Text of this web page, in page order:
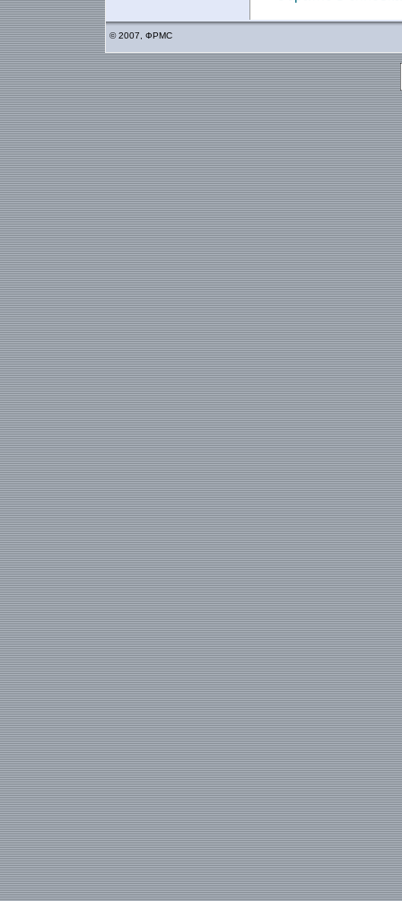
© 2007, ФРМС